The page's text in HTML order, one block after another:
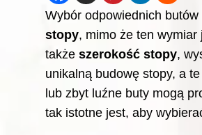
Wybór odpowiednich butów
stopy, mimo że ten
także szerokość stopy,
unikalną budowę stopy, a
lub zbyt luźne buty mogą
tak istotne jest, aby